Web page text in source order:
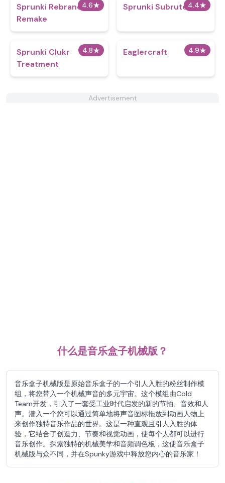
4.6★
Sprunki Rebranded
Remake
4.4★
Sprunki Subrute
4.8★
Sprunki Clukr
Treatment
4.9★
Eaglercraft
Advertisement
什么是音乐盒子机械版？
音乐盒子机械版是原始音乐盒子的一个引人入胜的粉丝制作模
组，将您带入一个机械声音的多元宇宙。这个模组由Cold
Team开发，引入了一套受工业时代启发的新的节拍、音效和人
声。潜入一个您可以通过简单地将声音图标拖放到动画人物上
来创作独特音乐作品的世界。这是一种直观且引人入胜的体
验，它结合了创造力、节奏和视觉动画，使每个人都可以进行
音乐创作。探索独特的机械美学和音频调色板，这使音乐盒子
机械版与众不同，并在Spunky游戏中释放您内心的音乐家！